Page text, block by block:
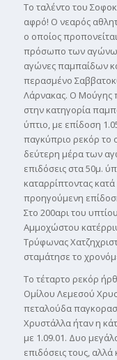
Το ταλέντο του
αφρό! Ο νεαρός
ο οποίος
πρόσωπο των
αγώνες παμπαίδων
περασμένο
Λάρνακας. Ο Μούγης
στην κατηγορία
ύπτιο, με επίδοση
παγκύπριο ρεκόρ το
δεύτερη μέρα των
επιδόσεις στα 50μ.
καταρρίπτοντας
προηγούμενη
Στο 200αρι του
Αμμοχώστου
Τρύφωνας
σταμάτησε το
Το τέταρτο ρεκόρ
Ομίλου Λεμεσού
πεταλούδα
Χρυστάλλα ήταν η
με 1.09.01. Δυο
επιδόσεις τους,